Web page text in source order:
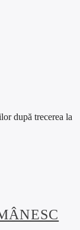
după trecerea la